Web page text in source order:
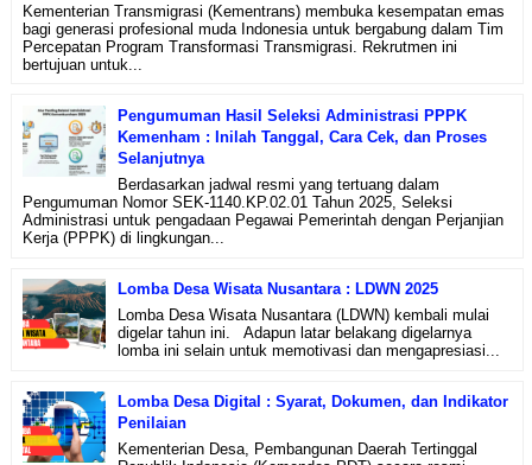
Kementerian Transmigrasi (Kementrans) membuka kesempatan emas
bagi generasi profesional muda Indonesia untuk bergabung dalam Tim
Percepatan Program Transformasi Transmigrasi. Rekrutmen ini
bertujuan untuk...
Pengumuman Hasil Seleksi Administrasi PPPK
Kemenham : Inilah Tanggal, Cara Cek, dan Proses
Selanjutnya
Berdasarkan jadwal resmi yang tertuang dalam
Pengumuman Nomor SEK-1140.KP.02.01 Tahun 2025, Seleksi
Administrasi untuk pengadaan Pegawai Pemerintah dengan Perjanjian
Kerja (PPPK) di lingkungan...
Lomba Desa Wisata Nusantara : LDWN 2025
Lomba Desa Wisata Nusantara (LDWN) kembali mulai
digelar tahun ini. Adapun latar belakang digelarnya
lomba ini selain untuk memotivasi dan mengapresiasi...
Lomba Desa Digital : Syarat, Dokumen, dan Indikator
Penilaian
Kementerian Desa, Pembangunan Daerah Tertinggal